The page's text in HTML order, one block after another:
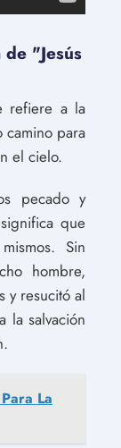
"Jesús
refiere a la
camino para
el cielo.
pecado y
que
Sin
hombre,
y resucitó al
la salvación
La